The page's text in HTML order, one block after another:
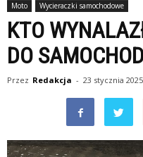
Moto Wycieraczki samochodowe
KTO
DO
Przez Redakcja - 23 stycznia 2025